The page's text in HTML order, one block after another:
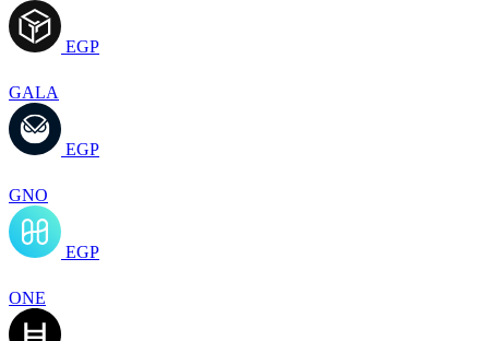
EGP
GALA
EGP
GNO
EGP
ONE